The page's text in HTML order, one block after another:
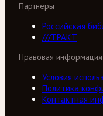
Партнеры
Российская
///ТРАКТ
Правовая информация
Условия
Политика
Контактная